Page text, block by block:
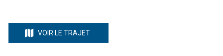
VOIR LE TRAJET